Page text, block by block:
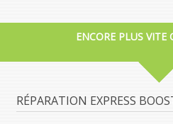
ENCORE PLUS VITE
RÉPARATION EXPRESS